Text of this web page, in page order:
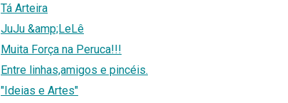
Tá Arteira
JuJu &amp;LeLê
Muita Força na Peruca!!!
Entre linhas,amigos e pincéis.
"Ideias e Artes"